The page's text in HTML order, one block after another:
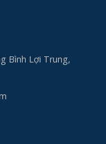
Bình Lợi Trung,